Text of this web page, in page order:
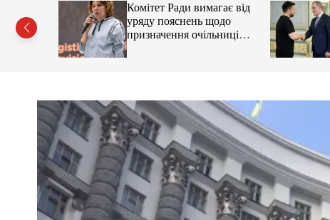
без
Комітет Ради вимагає від
уряду пояснень щодо
призначення очільниці
Мінцифри